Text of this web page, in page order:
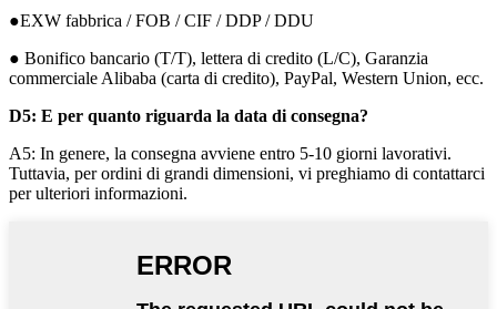
●EXW fabbrica / FOB / CIF / DDP / DDU
● Bonifico bancario (T/T), lettera di credito (L/C), Garanzia
commerciale Alibaba (carta di credito), PayPal, Western Union, ecc.
D5: E per quanto riguarda la data di consegna?
A5: In genere, la consegna avviene entro 5-10 giorni lavorativi.
Tuttavia, per ordini di grandi dimensioni, vi preghiamo di contattarci
per ulteriori informazioni.